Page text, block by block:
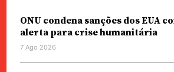
ONU condena sanções dos EUA
alerta para crise humanitária
7 Ago 2026